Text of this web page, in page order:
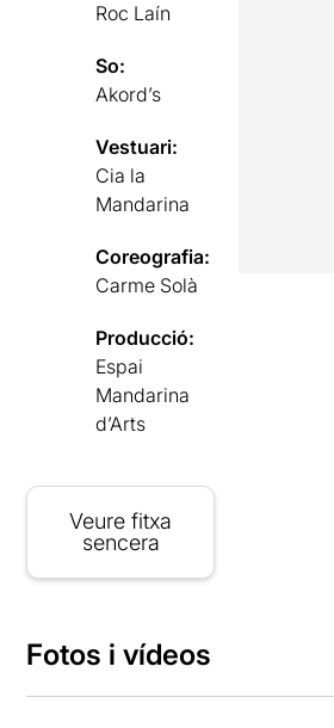
Roc Laín
So:
Akord’s
Vestuari:
Cia la
Mandarina
Coreografia:
Carme Solà
Producció:
Espai
Mandarina
d’Arts
Veure fitxa
sencera
Fotos i vídeos